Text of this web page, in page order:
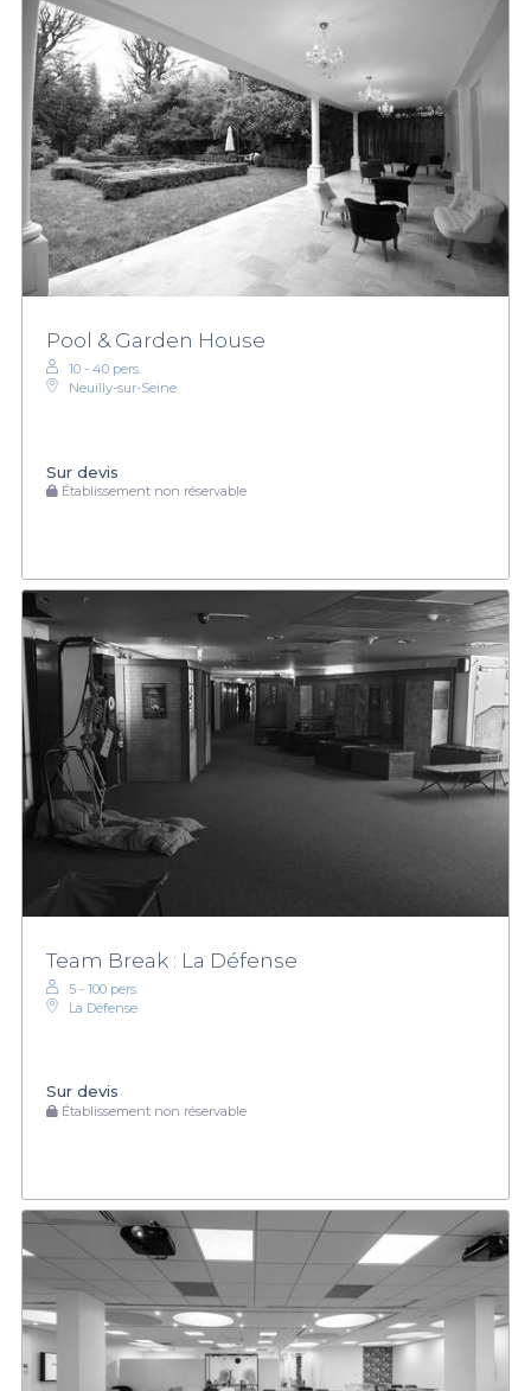
Pool & Garden House
10 - 40 pers.
Neuilly-sur-Seine
Sur devis
Établissement non réservable
Team Break : La Défense
5 - 100 pers.
La Défense
Sur devis
Établissement non réservable